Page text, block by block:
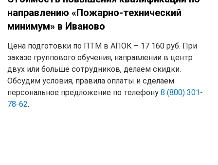
направлению «Пожарно-технический
минимум» в Иваново
Цена подготовки по ПТМ в АПОК – 17 160 руб. При
заказе группового обучения, направлении в центр
двух или больше сотрудников, делаем скидки.
Обсудим условия, правила оплаты и сделаем
персональное предложение по телефону 8 (800) 301-
78-62.